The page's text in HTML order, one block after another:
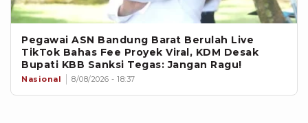
Pegawai ASN Bandung Barat Berulah Live
TikTok Bahas Fee Proyek Viral, KDM Desak
Bupati KBB Sanksi Tegas: Jangan Ragu!
Nasional 8/08/2026 - 18:37